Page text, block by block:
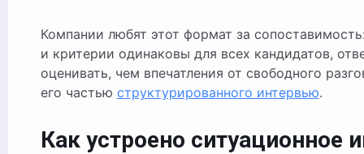
Компании любят этот формат за
и критерии одинаковы для всех кандидатов,
оценивать, чем впечатления от свободного
его частью структурированного интервью.
Как устроено ситуационное